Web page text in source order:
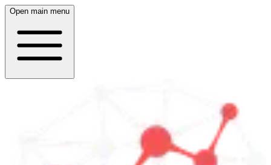
Open main menu